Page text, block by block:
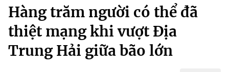
Chuyên mục
Chính trị
Xã hội
Kinh tế
Thể thao
Truyền hình
Văn hóa - Giải trí
Y tế
Hàng trăm người có thể đã
thiệt mạng khi vượt Địa
Trung Hải giữa bão lớn